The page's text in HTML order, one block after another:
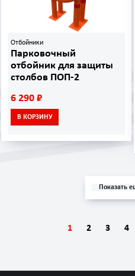
Отбойники
Парковочный
отбойник для защиты
столбов ПОП-2
6 290 ₽
В КОРЗИНУ
Показать
1 2 3 4